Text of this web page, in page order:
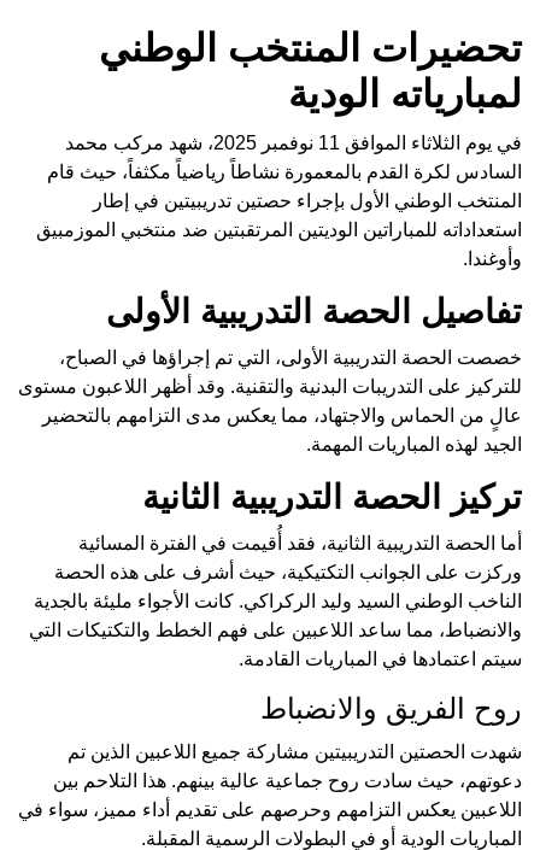
تحضيرات المنتخب الوطني
لمبارياته الودية
في يوم الثلاثاء الموافق 11 نوفمبر 2025، شهد مركب محمد
السادس لكرة القدم بالمعمورة نشاطاً رياضياً مكثفاً، حيث قام
المنتخب الوطني الأول بإجراء حصتين تدريبيتين في إطار
استعداداته للمباراتين الوديتين المرتقبتين ضد منتخبي الموزمبيق
وأوغندا.
تفاصيل الحصة التدريبية الأولى
خصصت الحصة التدريبية الأولى، التي تم إجراؤها في الصباح،
للتركيز على التدريبات البدنية والتقنية. وقد أظهر اللاعبون مستوى
عالٍ من الحماس والاجتهاد، مما يعكس مدى التزامهم بالتحضير
الجيد لهذه المباريات المهمة.
تركيز الحصة التدريبية الثانية
أما الحصة التدريبية الثانية، فقد أُقيمت في الفترة المسائية
وركزت على الجوانب التكتيكية، حيث أشرف على هذه الحصة
الناخب الوطني السيد وليد الركراكي. كانت الأجواء مليئة بالجدية
والانضباط، مما ساعد اللاعبين على فهم الخطط والتكتيكات التي
سيتم اعتمادها في المباريات القادمة.
روح الفريق والانضباط
شهدت الحصتين التدريبيتين مشاركة جميع اللاعبين الذين تم
دعوتهم، حيث سادت روح جماعية عالية بينهم. هذا التلاحم بين
اللاعبين يعكس التزامهم وحرصهم على تقديم أداء مميز، سواء في
المباريات الودية أو في البطولات الرسمية المقبلة.